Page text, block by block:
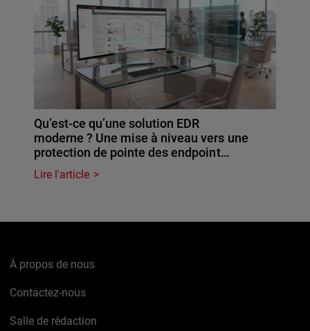
Qu’est-ce qu’une solution EDR
moderne ? Une mise à niveau vers une
protection de pointe des endpoint…
Lire l'article
À propos de nous
Contactez-nous
Salle de rédaction